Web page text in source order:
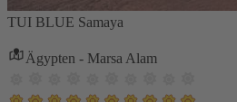
TUI BLUE Samaya
Ägypten - Marsa Alam